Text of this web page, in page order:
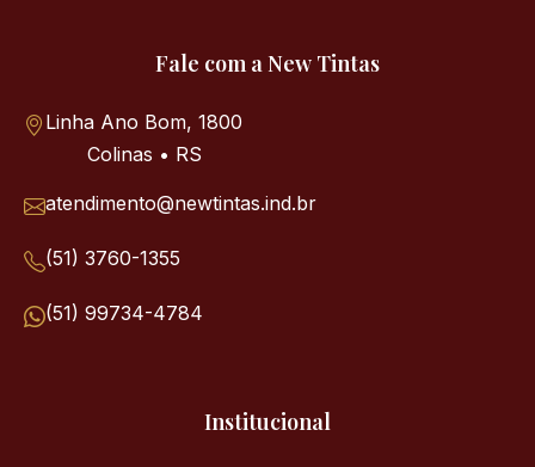
Fale com a New Tintas
Linha Ano Bom, 1800
Colinas • RS
atendimento@newtintas.ind.br
(51) 3760-1355
(51) 99734-4784
Institucional